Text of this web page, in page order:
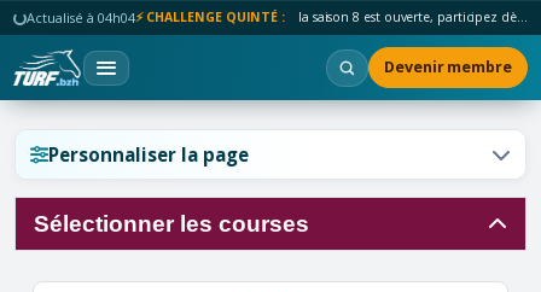
Actualisé à 04h04⚡ CHALLENGE QUINTÉ : la saison 8 est ouverte, participez dès maintenant !
Devenir membre
Personnaliser la page
Sélectionner les courses
Réinitialiser l'affichage ?